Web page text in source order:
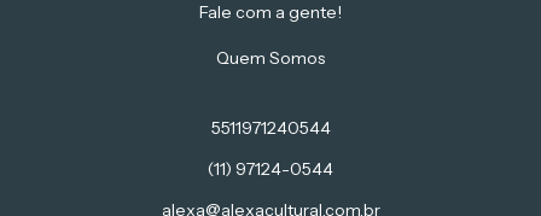
Fale com a gente!
Quem Somos
5511971240544
(11) 97124-0544
alexa@alexacultural.com.br